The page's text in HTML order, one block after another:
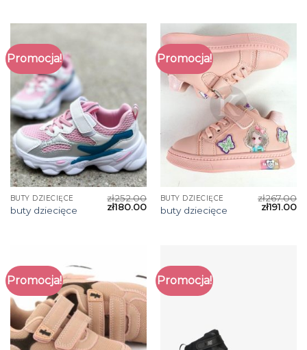
Promocja!
BUTY DZIECIĘCE
buty dziecięce
zł252.00
zł180.00
Promocja!
BUTY DZIECIĘCE
buty dziecięce
zł267.00
zł191.00
Promocja! Promocja!